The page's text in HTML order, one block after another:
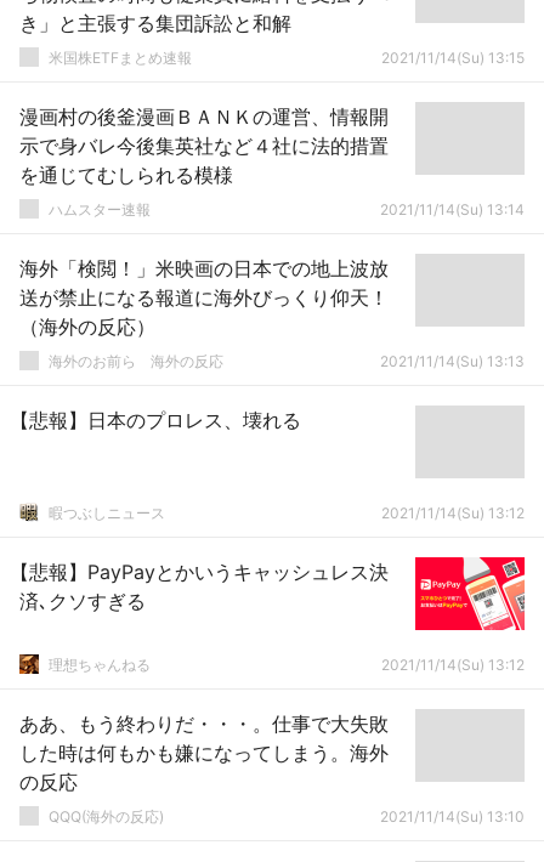
き」と主張する集団訴訟と和解
米国株ETFまとめ速報 2021/11/14(Su) 13:15
漫画村の後釜漫画ＢＡＮＫの運営、情報開
示で身バレ今後集英社など４社に法的措置
を通じてむしられる模様
ハムスター速報 2021/11/14(Su) 13:14
海外「検閲！」米映画の日本での地上波放
送が禁止になる報道に海外びっくり仰天！
（海外の反応）
海外のお前ら 海外の反応 2021/11/14(Su) 13:13
【悲報】日本のプロレス、壊れる
暇つぶしニュース 2021/11/14(Su) 13:12
【悲報】PayPayとかいうキャッシュレス決
済､クソすぎる
理想ちゃんねる 2021/11/14(Su) 13:12
ああ、もう終わりだ・・・。仕事で大失敗
した時は何もかも嫌になってしまう。海外
の反応
QQQ(海外の反応) 2021/11/14(Su) 13:10